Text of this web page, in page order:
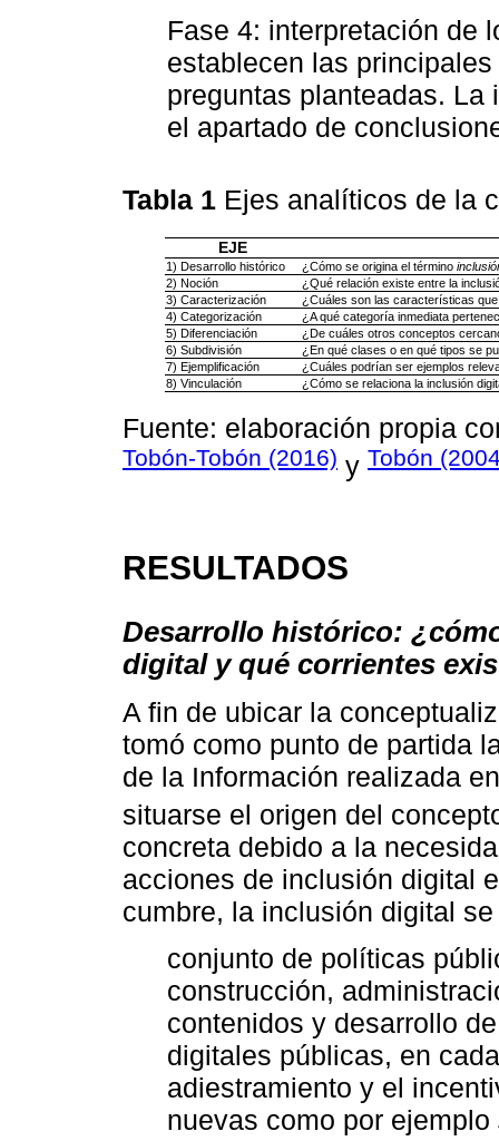
Fase 4: interpretación de
establecen las
preguntas planteadas. La
el apartado de
Tabla 1 Ejes analíticos de la
EJE
1) Desarrollo histórico ¿Cómo se origina el término
2) Noción
¿Qué relación existe entre la
3) Caracterización
¿Cuáles son las características
4) Categorización
¿A qué categoría inmediata
5) Diferenciación
¿De cuáles otros conceptos
6) Subdivisión
¿En qué clases o en qué tipos se
7) Ejemplificación
¿Cuáles podrían ser ejemplos
8) Vinculación
¿Cómo se relaciona la inclusión
Fuente: elaboración propia
Tobón-Tobón (2016) y Tobón
RESULTADOS
Desarrollo histórico:
digital y qué corrientes
A fin de ubicar la
tomó como punto de partida
de la Información realizada
situarse el origen del
concreta debido a la
acciones de inclusión digital
cumbre, la inclusión digital
conjunto de políticas
construcción,
contenidos y desarrollo
digitales públicas, en
adiestramiento y el
nuevas como por ejemplo